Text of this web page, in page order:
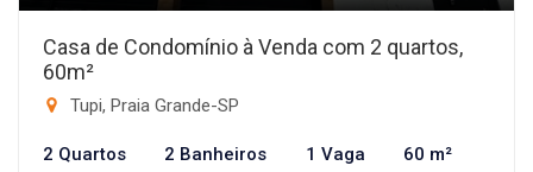
Casa de Condomínio à Venda com 2 quartos,
60m²
Tupi, Praia Grande-SP
2 Quartos 2 Banheiros 1 Vaga 60 m²